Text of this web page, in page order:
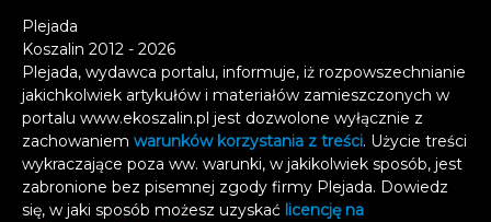
Plejada
Koszalin 2012 - 2026
Plejada, wydawca portalu, informuje, iż rozpowszechnianie
jakichkolwiek artykułów i materiałów zamieszczonych w
portalu www.ekoszalin.pl jest dozwolone wyłącznie z
zachowaniem warunków korzystania z treści. Użycie treści
wykraczające poza ww. warunki, w jakikolwiek sposób, jest
zabronione bez pisemnej zgody firmy Plejada. Dowiedz
się, w jaki sposób możesz uzyskać licencję na